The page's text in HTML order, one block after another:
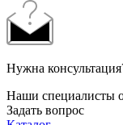
Нужна
Наши специалисты
Задать вопрос